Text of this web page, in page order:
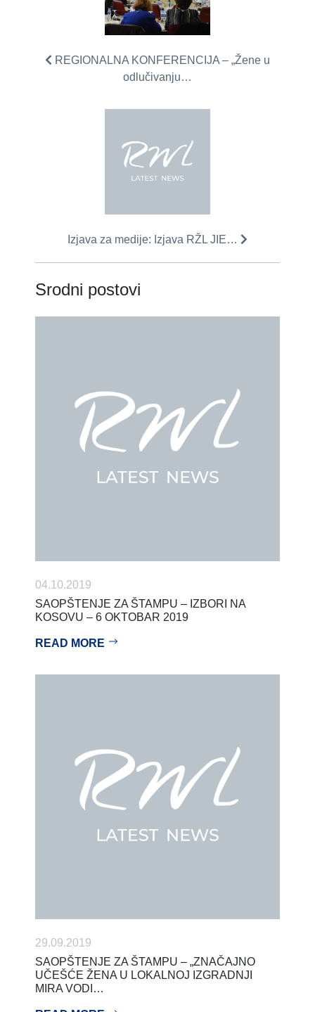
REGIONALNA KONFERENCIJA – „Žene u
odlučivanju…
Izjava za medije: Izjava RŽL JIE…
Srodni postovi
04.10.2019
SAOPŠTENJE ZA ŠTAMPU – IZBORI NA
KOSOVU – 6 OKTOBAR 2019
READ MORE
29.09.2019
SAOPŠTENJE ZA ŠTAMPU – „ZNAČAJNO
UČEŠĆE ŽENA U LOKALNOJ IZGRADNJI
MIRA VODI…